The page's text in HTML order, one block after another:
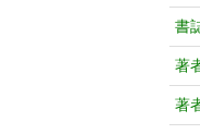
書
著
著